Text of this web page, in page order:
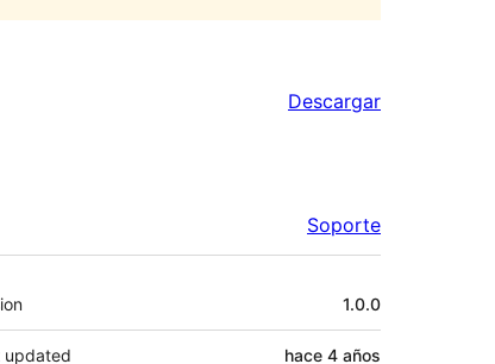
Descargar
Soporte
1.0.0
updated hace 4 años